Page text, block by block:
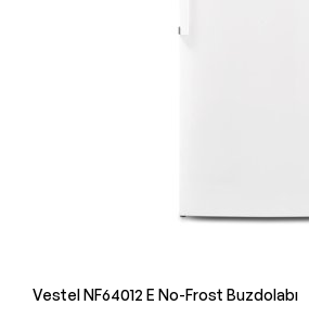
Vestel NF64012 E No-Frost Buzdolabı